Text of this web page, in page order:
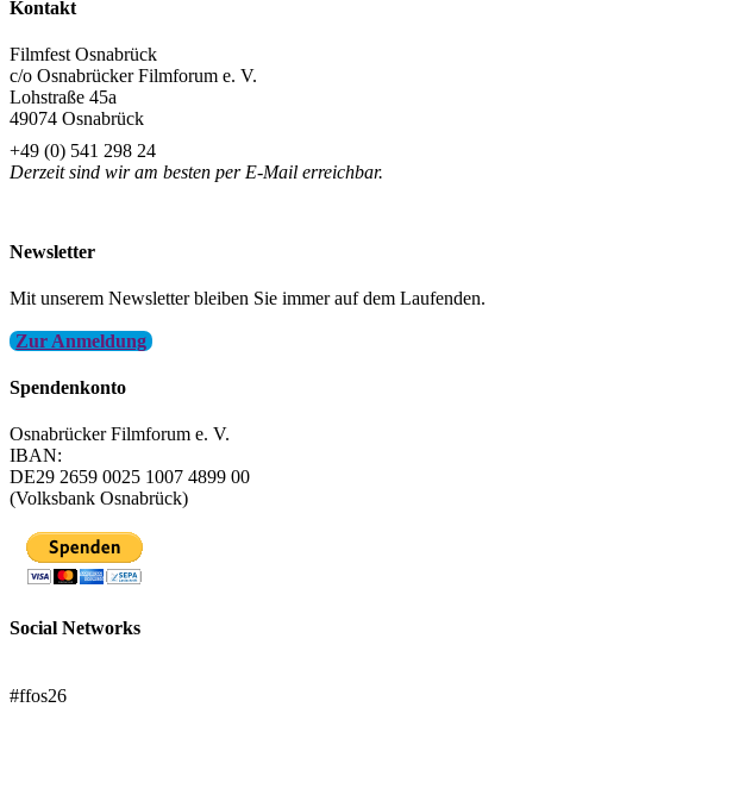
Kontakt
Filmfest Osnabrück
c/o Osnabrücker Filmforum e. V.
Lohstraße 45a
49074 Osnabrück
+49 (0) 541 298 24
Derzeit sind wir am besten per E-Mail erreichbar.
Newsletter
Mit unserem Newsletter bleiben Sie immer auf dem Laufenden.
Zur Anmeldung
Spendenkonto
Osnabrücker Filmforum e. V.
IBAN:
DE29 2659 0025 1007 4899 00
(Volksbank Osnabrück)
Social Networks
#ffos26